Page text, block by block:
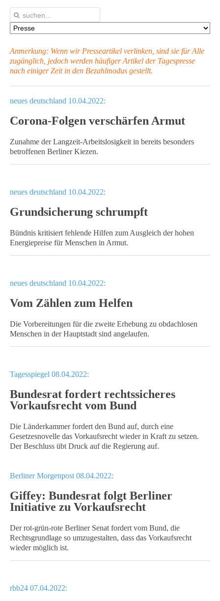
Anmerkung: Wenn wir Presseartikel verlinken, sind sie für Alle
zugänglich, jedoch werden häufiger Artikel der Tagespresse
nach einiger Zeit in den Bezahlmodus gestellt.
neues deutschland 10.04.2022:
Corona-Folgen verschärfen Armut
Zunahme der Langzeit-Arbeitslosigkeit in bereits besonders
betroffenen Berliner Kiezen.
neues deutschland 10.04.2022:
Grundsicherung schrumpft
Bündnis kritisiert fehlende Hilfen zum Ausgleich der hohen
Energiepreise für Menschen in Armut.
neues deutschland 10.04.2022:
Vom Zählen zum Helfen
Die Vorbereitungen für die zweite Erhebung zu obdachlosen
Menschen in der Hauptstadt sind angelaufen.
Tagesspiegel 08.04.2022:
Bundesrat fordert rechtssicheres
Vorkaufsrecht vom Bund
Die Länderkammer fordert den Bund auf, durch eine
Gesetzesnovelle das Vorkaufsrecht wieder in Kraft zu setzen.
Der Beschluss übt Druck auf die Regierung auf.
Berliner Morgenpost 08.04.2022:
Giffey: Bundesrat folgt Berliner
Initiative zu Vorkaufsrecht
Der rot-grün-rote Berliner Senat fordert vom Bund, die
Rechtsgrundlage so umzugestalten, dass das Vorkaufsrecht
wieder möglich ist.
rbb24 07.04.2022: